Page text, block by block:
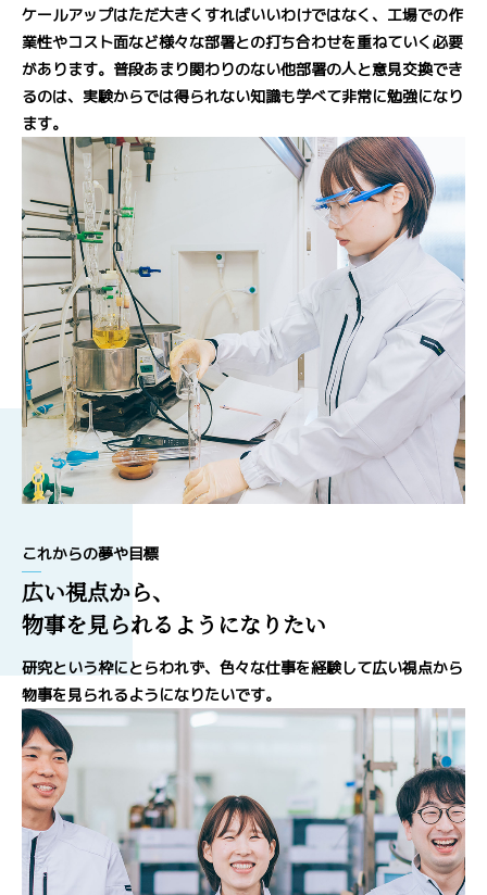
ケールアップはただ大きくすればいいわけではなく、工場での作
業性やコスト面など様々な部署との打ち合わせを重ねていく必要
があります。普段あまり関わりのない他部署の人と意見交換でき
るのは、実験からでは得られない知識も学べて非常に勉強になり
ます。
これからの夢や目標
広い視点から、
物事を見られるようになりたい
研究という枠にとらわれず、色々な仕事を経験して広い視点から
物事を見られるようになりたいです。